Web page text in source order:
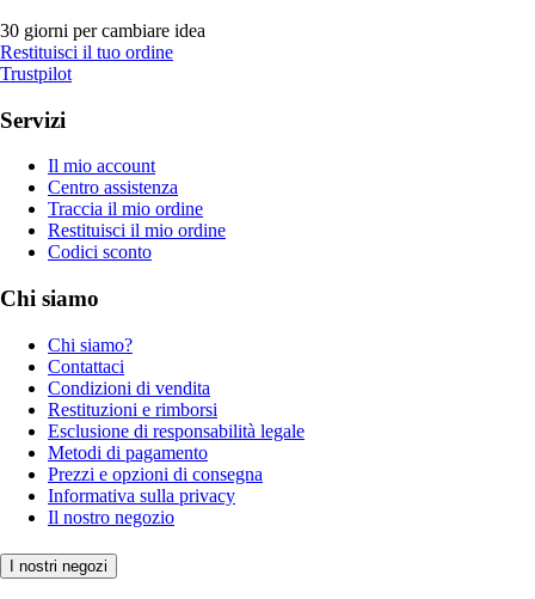
30 giorni per cambiare idea
Restituisci il tuo ordine
Trustpilot
Servizi
Il mio account
Centro assistenza
Traccia il mio ordine
Restituisci il mio ordine
Codici sconto
Chi siamo
Chi siamo?
Contattaci
Condizioni di vendita
Restituzioni e rimborsi
Esclusione di responsabilità legale
Metodi di pagamento
Prezzi e opzioni di consegna
Informativa sulla privacy
Il nostro negozio
I nostri negozi